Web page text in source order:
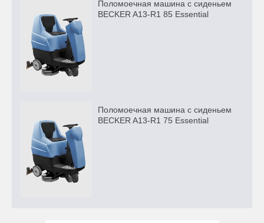
Поломоечная машина с сиденьем
BECKER A13-R1 85 Essential
Поломоечная машина с сиденьем
BECKER A13-R1 75 Essential